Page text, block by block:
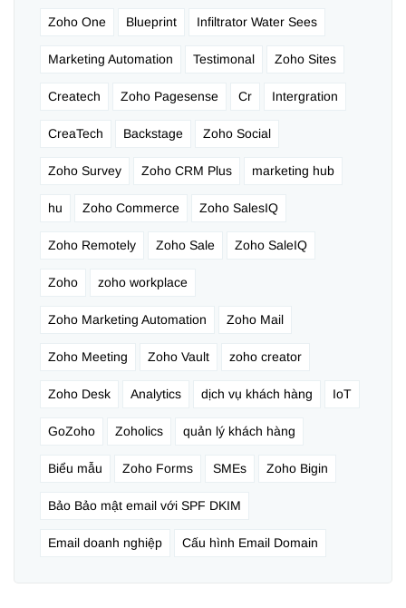
Zoho One Blueprint Infiltrator Water Sees
Marketing Automation Testimonal Zoho Sites
Createch Zoho Pagesense Cr Intergration
CreaTech Backstage Zoho Social
Zoho Survey Zoho CRM Plus marketing hub
hu Zoho Commerce Zoho SalesIQ
Zoho Remotely Zoho Sale Zoho SaleIQ
Zoho zoho workplace
Zoho Marketing Automation Zoho Mail
Zoho Meeting Zoho Vault zoho creator
Zoho Desk Analytics dịch vụ khách hàng IoT
GoZoho Zoholics quản lý khách hàng
Biểu mẫu Zoho Forms SMEs Zoho Bigin
Bảo Bảo mật email với SPF DKIM
Email doanh nghiệp Cấu hình Email Domain